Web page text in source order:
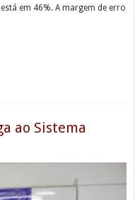
em 46%. A margem de erro
ao Sistema